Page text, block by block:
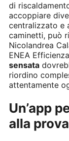
di
accoppiare
centralizzato e
caminetti, può
Nicolandrea
ENEA
sensata
riordino
attentamente
Un’app
alla prova